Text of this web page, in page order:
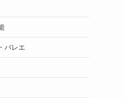
バレエ